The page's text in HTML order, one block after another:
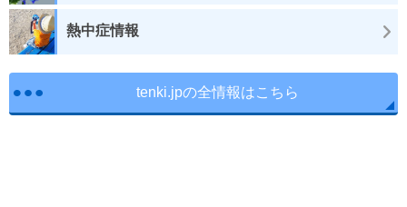
熱中症情報
tenki.jpの全情報はこちら